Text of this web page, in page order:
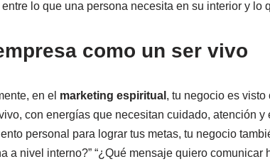
lo que una persona necesita en su interior y lo
como un ser vivo
en el marketing espiritual , tu negocio es
con energías que necesitan cuidado, atención
personal para lograr tus metas, tu negocio
a nivel interno?” “¿Qué mensaje quiero